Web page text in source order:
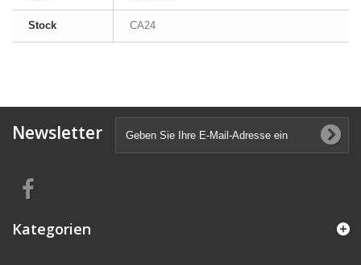
Stock CA24
Newsletter
Kategorien